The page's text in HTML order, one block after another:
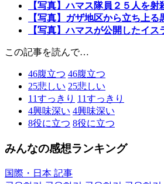
【写真】ハマス隊員２５人を
【写真】ガザ地区から立ち上る
【写真】ハマスが公開したイ
この記事を読んで…
46腹立つ 46腹立つ
25悲しい 25悲しい
11すっきり 11すっきり
4興味深い 4興味深い
8役に立つ 8役に立つ
みんなの感想ランキング
国際・日本 記事